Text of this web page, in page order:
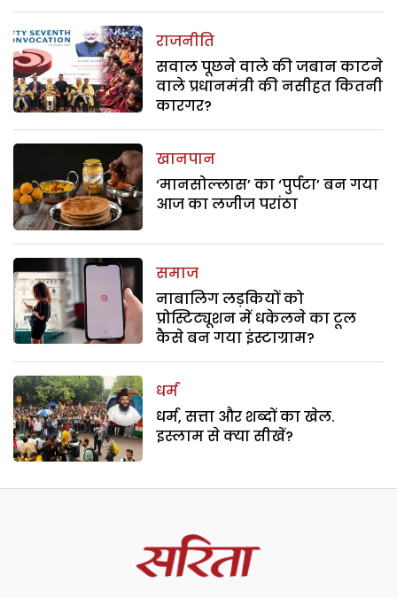
राजनीति
सवाल पूछने वाले की जबान काटने
वाले प्रधानमंत्री की नसीहत कितनी
कारगर?
खानपान
‘मानसोल्लास’ का ‘पुर्पटा’ बन गया
आज का लजीज परांठा
समाज
नाबालिग लड़कियों को
प्रोस्टिट्यूशन में धकेलने का टूल
कैसे बन गया इंस्टाग्राम?
धर्म
धर्म, सत्ता और शब्दों का खेल.
इस्लाम से क्या सीखें?